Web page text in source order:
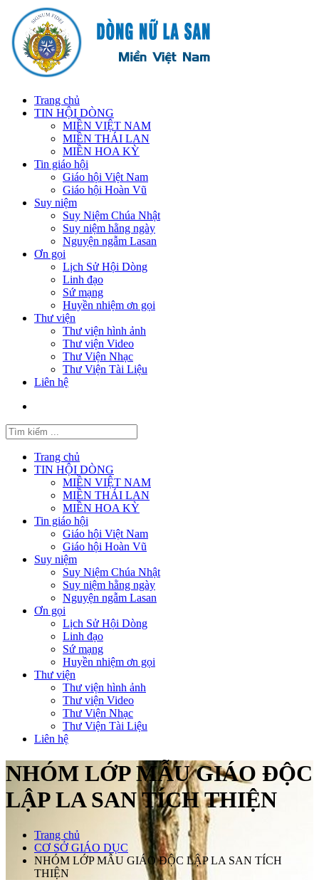
Trang chủ
TIN HỘI DÒNG
MIỀN VIỆT NAM
MIỀN THÁI LAN
MIỀN HOA KỲ
Tin giáo hội
Giáo hội Việt Nam
Giáo hội Hoàn Vũ
Suy niệm
Suy Niệm Chúa Nhật
Suy niệm hằng ngày
Nguyện ngẫm Lasan
Ơn gọi
Lịch Sử Hội Dòng
Linh đạo
Sứ mạng
Huyền nhiệm ơn gọi
Thư viện
Thư viện hình ảnh
Thư viện Video
Thư Viện Nhạc
Thư Viện Tài Liệu
Liên hệ
Trang chủ
TIN HỘI DÒNG
MIỀN VIỆT NAM
MIỀN THÁI LAN
MIỀN HOA KỲ
Tin giáo hội
Giáo hội Việt Nam
Giáo hội Hoàn Vũ
Suy niệm
Suy Niệm Chúa Nhật
Suy niệm hằng ngày
Nguyện ngẫm Lasan
Ơn gọi
Lịch Sử Hội Dòng
Linh đạo
Sứ mạng
Huyền nhiệm ơn gọi
Thư viện
Thư viện hình ảnh
Thư viện Video
Thư Viện Nhạc
Thư Viện Tài Liệu
Liên hệ
NHÓM LỚP MẪU GIÁO ĐỘC
LẬP LA SAN TÍCH THIỆN
Trang chủ
CƠ SỞ GIÁO DỤC
NHÓM LỚP MẪU GIÁO ĐỘC LẬP LA SAN TÍCH
THIỆN